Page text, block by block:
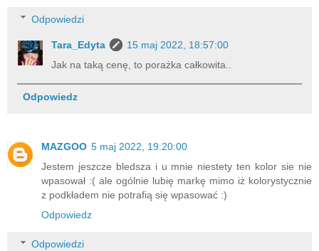
Odpowiedzi
Tara_Edyta
15 maj 2022, 18:57:00
Jak na taką cenę, to porażka całkowita..
Odpowiedz
MAZGOO 5 maj 2022, 19:20:00
Jestem jeszcze bledsza i u mnie niestety ten kolor sie nie
wpasował :( ale ogólnie lubię markę mimo iż kolorystycznie
z podkładem nie potrafią się wpasować :)
Odpowiedz
Odpowiedzi